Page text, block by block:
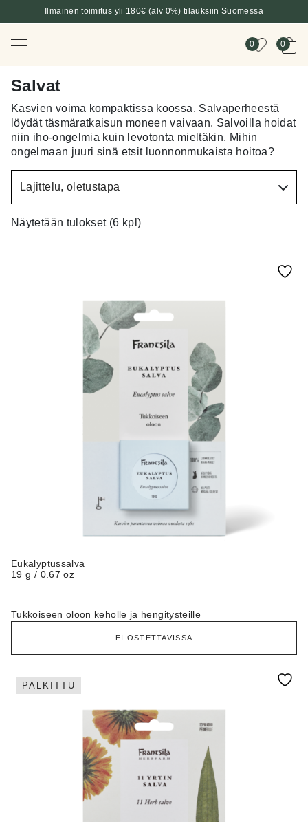
Ilmainen toimitus yli 180€ (alv 0%) tilauksiin Suomessa
0 0
Salvat
Kasvien voima kompaktissa koossa. Salvaperheestä
löydät täsmäratkaisun moneen vaivaan. Salvoilla hoidat
niin iho-ongelmia kuin levotonta mieltäkin. Mihin
ongelmaan juuri sinä etsit luonnonmukaista hoitoa?
Näytetään tulokset (6 kpl)
Eukalyptussalva
19 g / 0.67 oz
Tukkoiseen oloon keholle ja hengitysteille
EI OSTETTAVISSA
PALKITTU